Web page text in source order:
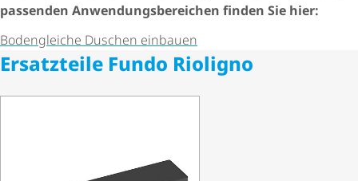
passenden Anwen­dungs­be­rei­chen finden Sie hier:
Bodengleiche Duschen einbauen
Ersatzteile Fundo Rioligno